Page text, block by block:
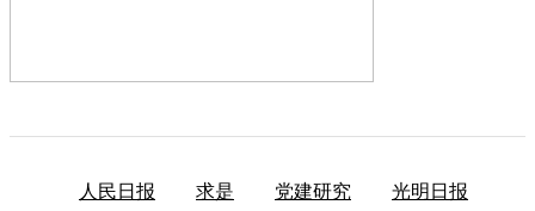
人民日报 求是 党建研究 光明日报